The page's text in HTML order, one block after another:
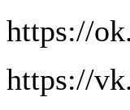
https://
https://